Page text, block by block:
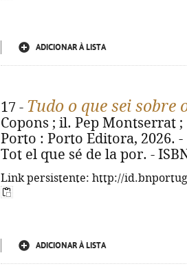
ADICIONAR À LISTA
17 - Tudo o que sei sobre
Copons ; il. Pep Montserrat ;
Porto : Porto Editora, 2026.
Tot el que sé de la por. -
Link persistente: http://
ADICIONAR À LISTA